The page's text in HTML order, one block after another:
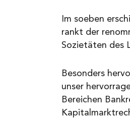
NEWS
KONTAKT
Im soeben
rankt der
Sozietäten des
Besonders
unser
Bereichen